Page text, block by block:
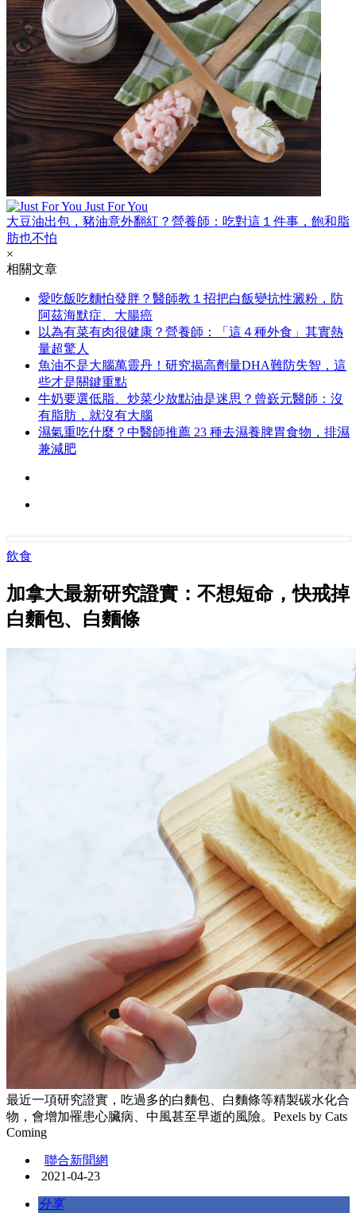
Just For You
大豆油出包，豬油意外翻紅？營養師：吃對這１件事，飽和脂
肪也不怕
×
相關文章
愛吃飯吃麵怕發胖？醫師教１招把白飯變抗性澱粉，防
阿茲海默症、大腸癌
以為有菜有肉很健康？營養師：「這４種外食」其實熱
量超驚人
魚油不是大腦萬靈丹！研究揭高劑量DHA難防失智，這
些才是關鍵重點
牛奶要選低脂、炒菜少放點油是迷思？曾嶔元醫師：沒
有脂肪，就沒有大腦
濕氣重吃什麼？中醫師推薦 23 種去濕養脾胃食物，排濕
兼減肥
飲食
加拿大最新研究證實：不想短命，快戒掉
白麵包、白麵條
最近一項研究證實，吃過多的白麵包、白麵條等精製碳水化合
物，會增加罹患心臟病、中風甚至早逝的風險。Pexels by Cats
Coming
聯合新聞網
2021-04-23
分享